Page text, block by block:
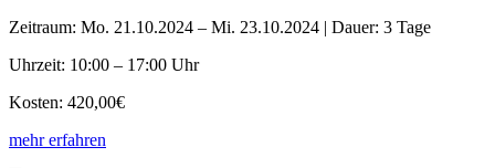
Zeitraum: Mo. 21.10.2024 – Mi. 23.10.2024 | Dauer: 3 Tage
Uhrzeit: 10:00 – 17:00 Uhr
Kosten: 420,00€
mehr erfahren